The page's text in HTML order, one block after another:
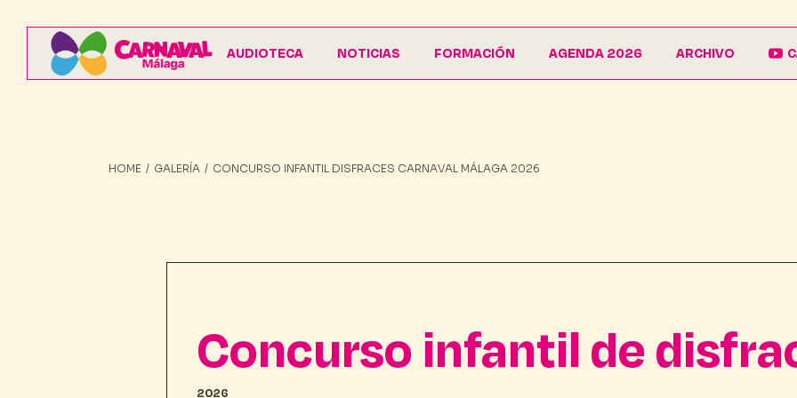
AUDIOTECA NOTICIAS FORMACIÓN
Vive La Casa del Carnaval
AGENDA 2026 ARCHIVO
HOME GALERÍA CONCURSO INFANTIL DISFRACES CARNAVAL MÁLAGA 2026
Concurso infantil de
2026